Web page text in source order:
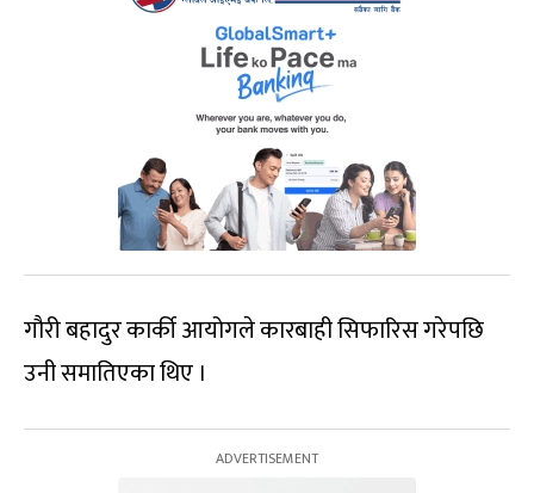
गौरी बहादुर कार्की आयोगले कारबाही सिफारिस गरेपछि
उनी समातिएका थिए ।